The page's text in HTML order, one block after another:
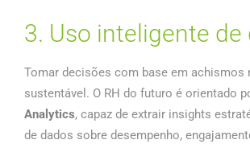
3. Uso inteligente de
Tomar decisões com base em achismos
sustentável. O RH do futuro é orientado
Analytics, capaz de extrair insights
de dados sobre desempenho,